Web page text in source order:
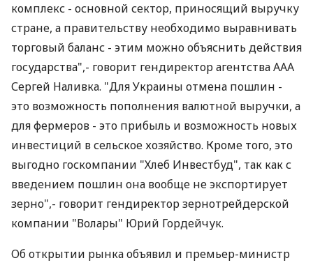
комплекс - основной сектор, приносящий выручку
стране, а правительству необходимо выравнивать
торговый баланс - этим можно объяснить действия
государства",- говорит гендиректор агентства AAA
Сергей Наливка. "Для Украины отмена пошлин -
это возможность пополнения валютной выручки, а
для фермеров - это прибыль и возможность новых
инвестиций в сельское хозяйство. Кроме того, это
выгодно госкомпании "Хлеб Инвестбуд", так как с
введением пошлин она вообще не экспортирует
зерно",- говорит гендиректор зернотрейдерской
компании "Волары" Юрий Гордейчук.
Об открытии рынка объявил и премьер-министр